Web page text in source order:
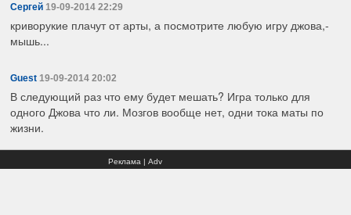
Сергей 19-09-2014 22:29
криворукие плачут от арты, а посмотрите любую игру джова,-
мышь...
Guest 19-09-2014 20:02
В следующий раз что ему будет мешать? Игра только для
одного Джова что ли. Мозгов вообще нет, одни тока маты по
жизни.
Реклама | Adv